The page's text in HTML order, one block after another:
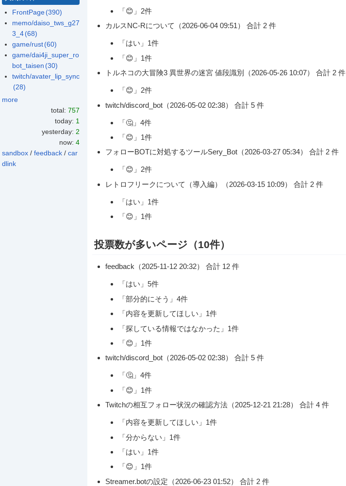
「😊」2件
カルスNC-Rについて（2026-06-04 09:51） 合計 2 件
「はい」1件
「😊」1件
トルネコの大冒険3 異世界の迷宮 値段識別（2026-05-26 10:07） 合計 2 件
「😊」2件
twitch/discord_bot（2026-05-02 02:38） 合計 5 件
「🤔」4件
「😊」1件
フォローBOTに対処するツールSery_Bot（2026-03-27 05:34） 合計 2 件
「😊」2件
レトロフリークについて（導入編）（2026-03-15 10:09） 合計 2 件
「はい」1件
「😊」1件
投票数が多いページ（10件）
feedback（2025-11-12 20:32） 合計 12 件
「はい」5件
「部分的にそう」4件
「内容を更新してほしい」1件
「探している情報ではなかった」1件
「😊」1件
twitch/discord_bot（2026-05-02 02:38） 合計 5 件
「🤔」4件
「😊」1件
Twitchの相互フォロー状況の確認方法（2025-12-21 21:28） 合計 4 件
「内容を更新してほしい」1件
「分からない」1件
「はい」1件
「😊」1件
Streamer.botの設定（2026-06-23 01:52） 合計 2 件
FrontPage(390)
memo/daiso_tws_g27
3_4(68)
game/rust(60)
game/dai4ji_super_ro
bot_taisen (30)
twitch/avater_lip_sync
(28)
more
total: 757
today: 1
yesterday: 2
now: 4
sandbox / feedback / car
dlink